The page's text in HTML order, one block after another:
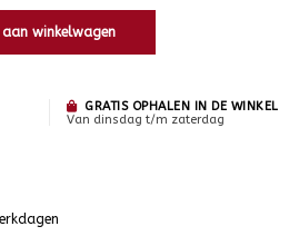
aan winkelwagen
GRATIS OPHALEN IN DE WINKEL
Van dinsdag t/m zaterdag